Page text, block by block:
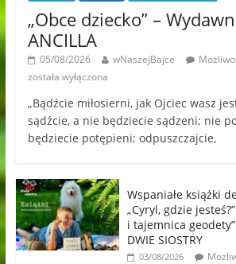
„Obce dziecko” –
ANCILLA
05/08/2026 wNaszejBajce
została wyłączona
„Bądźcie miłosierni, jak Ojciec wasz
sądźcie, a nie będziecie sądzeni; nie
będziecie potępieni; odpuszczajcie,
Wspaniałe książki
„Cyryl, gdzie
i tajemnica
DWIE SIOSTRY
03/08/2026